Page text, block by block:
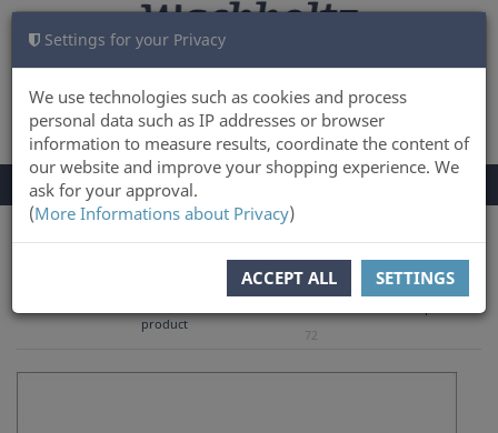
Settings for your Privacy
We use technologies such as cookies and process
personal data such as IP addresses or browser
information to measure results, coordinate the content of
our website and improve your shopping experience. We
ask for your approval.
(More Informations about Privacy)
ACCEPT ALL SETTINGS
LOG IN CART 0
TOGGLE
NAVIGATION
Menu
product
72